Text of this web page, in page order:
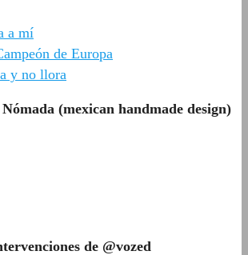
a mí
de Europa
y no llora
(mexican handmade design)
de @vozed